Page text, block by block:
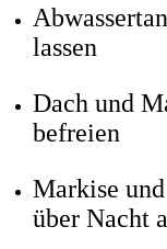
lassen
Dach und
befreien
Markise
über Nacht